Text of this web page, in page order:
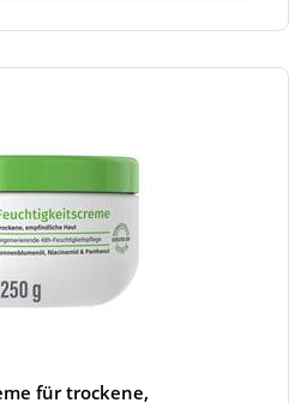
für trockene,